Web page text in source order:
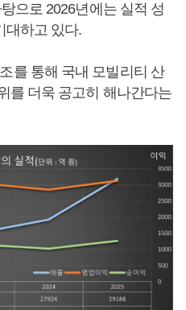
으로 2026년에는 실적 성
대하고 있다.
를 통해 국내 모빌리티 산
를 더욱 공고히 해나간다는